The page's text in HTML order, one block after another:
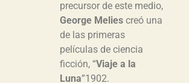
precursor de este medio,
George Melies creó una
de las primeras
películas de ciencia
ficción, “Viaje a la
Luna”1902.